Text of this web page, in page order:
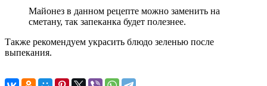
Майонез в данном рецепте можно заменить на
сметану, так запеканка будет полезнее.
Также рекомендуем украсить блюдо зеленью после
выпекания.